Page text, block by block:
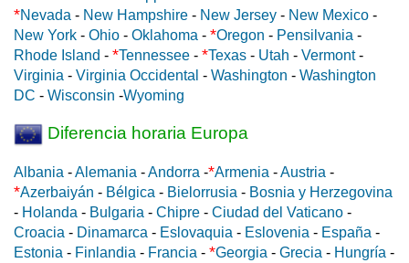
*Nevada - New Hampshire - New Jersey - New Mexico -
New York - Ohio - Oklahoma - *Oregon - Pensilvania -
Rhode Island - *Tennessee - *Texas - Utah - Vermont-
Virginia - Virginia Occidental - Washington - Washington
DC - Wisconsin -Wyoming
Diferencia horaria Europa
Albania -Alemania -Andorra -*Armenia -Austria -
*Azerbaiyán - Bélgica - Bielorrusia - Bosnia y Herzegovina
- Holanda - Bulgaria - Chipre - Ciudad del Vaticano -
Croacia - Dinamarca - Eslovaquia - Eslovenia - España -
Estonia - Finlandia - Francia - *Georgia - Grecia - Hungría -